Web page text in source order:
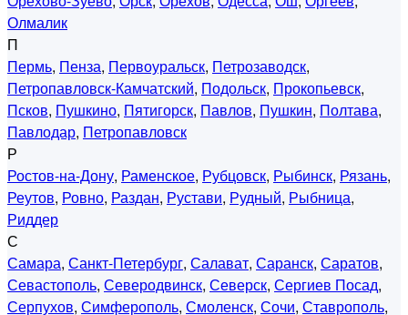
Олмалик
П
Пермь, Пенза, Первоуральск, Петрозаводск,
Петропавловск-Камчатский, Подольск, Прокопьевск,
Псков, Пушкино, Пятигорск, Павлов, Пушкин, Полтава,
Павлодар, Петропавловск
Р
Ростов-на-Дону, Раменское, Рубцовск, Рыбинск, Рязань,
Реутов, Ровно, Раздан, Рустави, Рудный, Рыбница,
Риддер
С
Самара, Санкт-Петербург, Салават, Саранск, Саратов,
Севастополь, Северодвинск, Северск, Сергиев Посад,
Серпухов, Симферополь, Смоленск, Сочи, Ставрополь,